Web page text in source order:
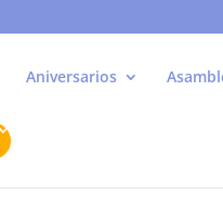
Aniversarios